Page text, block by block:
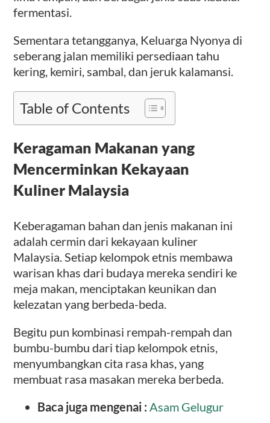
fermentasi.
Sementara tetangganya, Keluarga Nyonya di
seberang jalan memiliki persediaan tahu
kering, kemiri, sambal, dan jeruk kalamansi.
Table of Contents
Keragaman Makanan yang
Mencerminkan Kekayaan
Kuliner Malaysia
Keberagaman bahan dan jenis makanan ini
adalah cermin dari kekayaan kuliner
Malaysia. Setiap kelompok etnis membawa
warisan khas dari budaya mereka sendiri ke
meja makan, menciptakan keunikan dan
kelezatan yang berbeda-beda.
Begitu pun kombinasi rempah-rempah dan
bumbu-bumbu dari tiap kelompok etnis,
menyumbangkan cita rasa khas, yang
membuat rasa masakan mereka berbeda.
Baca juga mengenai : Asam Gelugur